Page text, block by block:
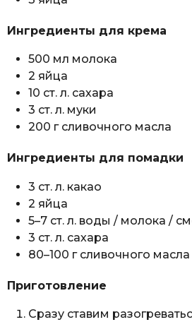
Ингредиенты для крема
500 мл молока
2 яйца
10 ст. л. сахара
3 ст. л. муки
200 г сливочного масла
Ингредиенты для помадки
3 ст. л. какао
2 яйца
5–7 ст. л. воды / молока /
3 ст. л. сахара
80–100 г сливочного масла
Приготовление
Сразу ставим